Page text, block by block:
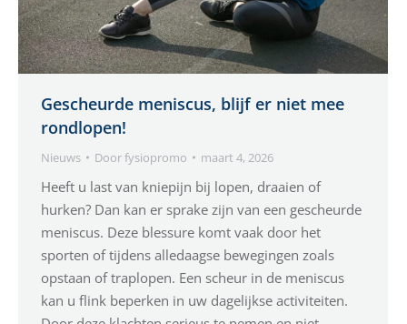
Gescheurde meniscus, blijf er niet mee
rondlopen!
Nieuws Doorfysiopromo maart 4, 2026
Heeft u last van kniepijn bij lopen, draaien of
hurken? Dan kan er sprake zijn van een gescheurde
meniscus. Deze blessure komt vaak door het
sporten of tijdens alledaagse bewegingen zoals
opstaan of traplopen. Een scheur in de meniscus
kan u flink beperken in uw dagelijkse activiteiten.